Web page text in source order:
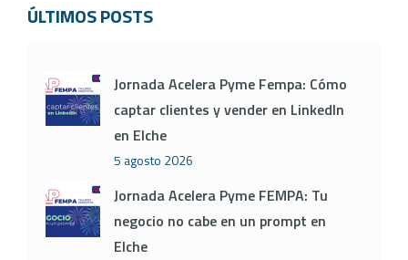
ÚLTIMOS POSTS
Jornada Acelera Pyme Fempa: Cómo
captar clientes y vender en LinkedIn
en Elche
5 agosto 2026
Jornada Acelera Pyme FEMPA: Tu
negocio no cabe en un prompt en
Elche